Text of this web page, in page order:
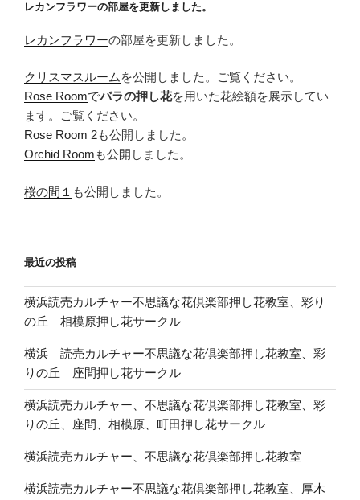
ン
レカンフラワーの部屋を更新しました。
レカンフラワーの部屋を更新しました。
クリスマスルーム を公開しました。ご覧ください。
Rose Roomでバラの押し花を用いた花絵額を展示してい
ます。ご覧ください。
Rose Room 2も公開しました。
Orchid Room も公開しました。
桜の間１ も公開しました。
最近の投稿
横浜読売カルチャー不思議な花倶楽部押し花教室、彩り
の丘 相模原押し花サークル
横浜 読売カルチャー不思議な花倶楽部押し花教室、彩
りの丘 座間押し花サークル
横浜読売カルチャー、不思議な花倶楽部押し花教室、彩
りの丘、座間、相模原、町田押し花サークル
横浜読売カルチャー、不思議な花倶楽部押し花教室
横浜読売カルチャー不思議な花倶楽部押し花教室、厚木